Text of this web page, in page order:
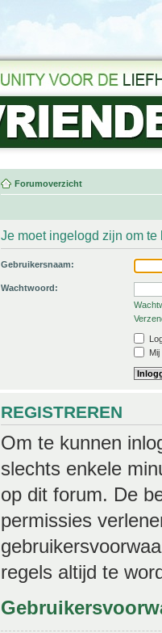
Forumoverzicht
Je moet ingelogd zijn om
Gebruikersnaam:
Wachtwoord:
REGISTREREN
Om te kunnen
slechts enkele
op dit forum. De
permissies
regels altijd te